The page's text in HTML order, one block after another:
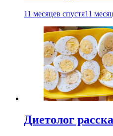
11 месяцев спустя11
Диетолог